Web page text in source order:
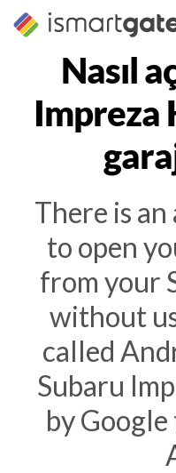
İçeriğe
geç
Nasıl
Impreza
There is
to open
from your
without
called
Subaru
by